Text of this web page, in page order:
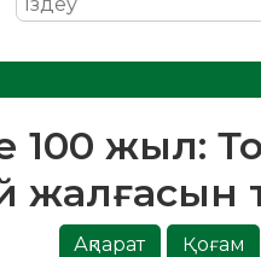
100 жыл:
жалғасын
Ақпарат
Қоғам